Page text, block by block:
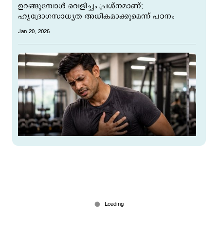
ഉറങ്ങുമ്പോള്‍ വെളിച്ചം പ്രശ്നമാണ്;
ഹൃദ്രോഗസാധ്യത അധികമാക്കുമെന്ന് പഠനം
Jan 20, 2026